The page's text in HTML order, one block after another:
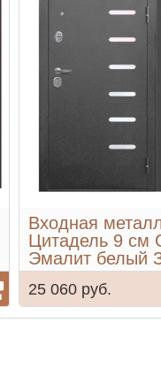
Входная
Цитадель 9 см
Эмалит белый
25 060 руб.